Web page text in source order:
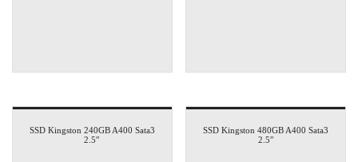
SSD Kingston 240GB A400 Sata3
2.5″
SSD Kingston 480GB A400 Sata3
2.5″